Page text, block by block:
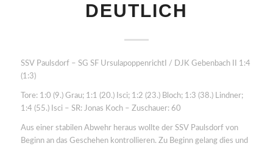
DEUTLICH
SSV Paulsdorf – SG SF UrsulapoppenrichtI / DJK Gebenbach II 1:4
(1:3)
Tore: 1:0 (9.) Grau; 1:1 (20.) Isci; 1:2 (23.) Bloch; 1:3 (38.) Lindner;
1:4 (55.) Isci – SR: Jonas Koch – Zuschauer: 60
Aus einer stabilen Abwehr heraus wollte der SSV Paulsdorf von
Beginn an das Geschehen kontrollieren. Zu Beginn gelang dies und